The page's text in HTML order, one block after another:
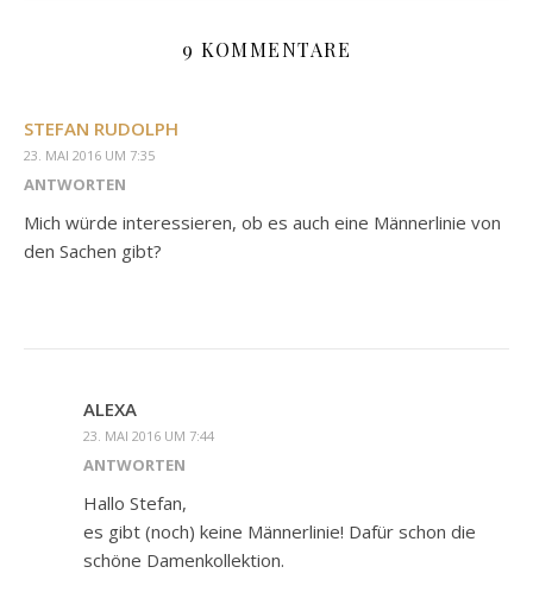
9 KOMMENTARE
STEFAN RUDOLPH
23. MAI 2016 UM 7:35
ANTWORTEN
Mich würde interessieren, ob es auch eine Männerlinie von
den Sachen gibt?
ALEXA
23. MAI 2016 UM 7:44
ANTWORTEN
Hallo Stefan,
es gibt (noch) keine Männerlinie! Dafür schon die
schöne Damenkollektion.